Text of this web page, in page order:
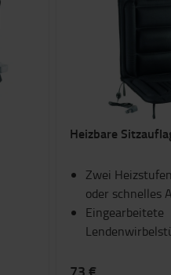
Heizbare
Zwei
oder schnelles
Eingearbeitete